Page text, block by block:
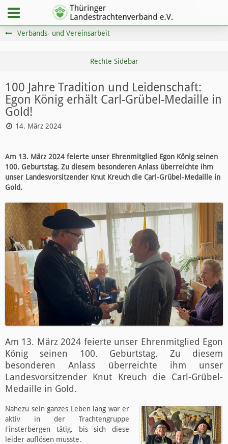
Verbands- und Vereinsarbeit
100 Jahre Tradition und Leidenschaft:
Egon König erhält Carl-Grübel-Medaille in
Gold!
14. März 2024
Am 13. März 2024 feierte unser Ehrenmitglied Egon König seinen
100. Geburtstag. Zu diesem besonderen Anlass überreichte ihm
unser Landesvorsitzender Knut Kreuch die Carl-Grübel-Medaille in
Gold.
Am 13. März 2024 feierte unser Ehrenmitglied Egon
König seinen 100. Geburtstag. Zu diesem
besonderen Anlass überreichte ihm unser
Landesvorsitzender Knut Kreuch die Carl-Grübel-
Medaille in Gold.
Nahezu sein ganzes Leben lang war er
aktiv in der Trachtengruppe
Finsterbergen tätig, bis sich diese
leider auflösen musste.